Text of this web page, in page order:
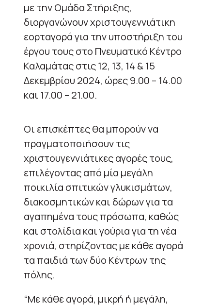
με την Ομάδα Στήριξης,
διοργανώνουν χριστουγεννιάτικη
εορταγορά για την υποστήριξη του
έργου τους στο Πνευματικό Κέντρο
Καλαμάτας στις 12, 13, 14 & 15
Δεκεμβρίου 2024, ώρες 9.00 – 14.00
και 17.00 – 21.00.
Οι επισκέπτες θα μπορούν να
πραγματοποιήσουν τις
χριστουγεννιάτικες αγορές τους,
επιλέγοντας από μία μεγάλη
ποικιλία σπιτικών γλυκισμάτων,
διακοσμητικών και δώρων για τα
αγαπημένα τους πρόσωπα, καθώς
και στολίδια και γούρια για τη νέα
χρονιά, στηρίζοντας με κάθε αγορά
τα παιδιά των δύο Κέντρων της
πόλης.
“Με κάθε αγορά, μικρή ή μεγάλη,